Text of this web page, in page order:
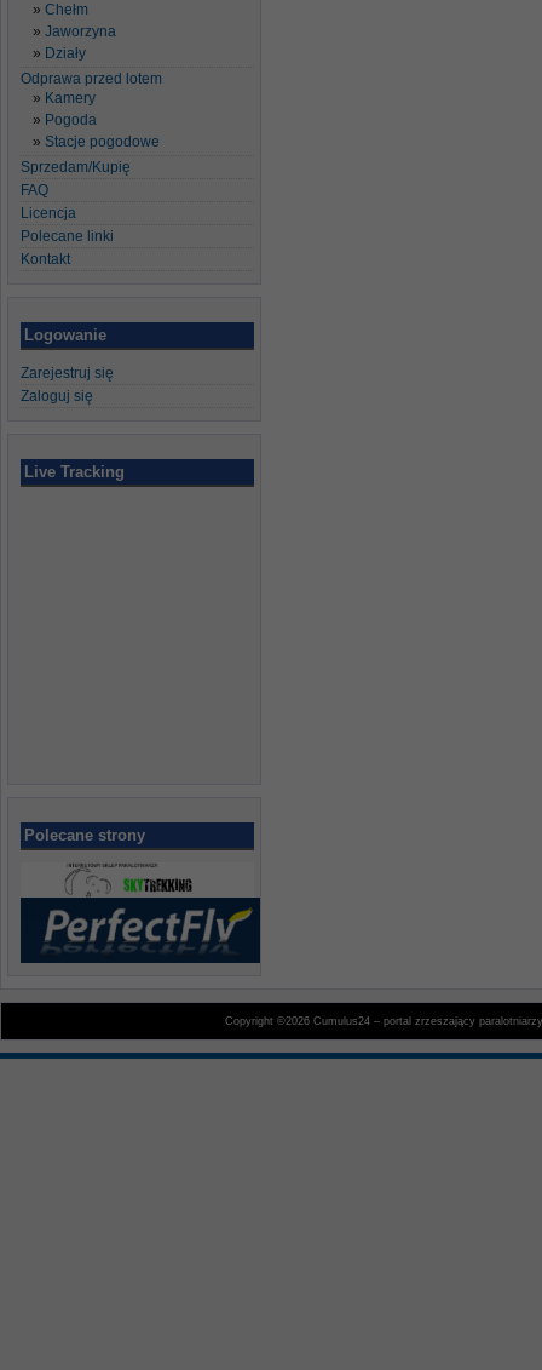
Chełm
Jaworzyna
Działy
Odprawa przed lotem
Kamery
Pogoda
Stacje pogodowe
Sprzedam/Kupię
FAQ
Licencja
Polecane linki
Kontakt
Logowanie
Zarejestruj się
Zaloguj się
Live Tracking
Polecane strony
Copyright ©2026 Cumulus24 – portal zrzeszający